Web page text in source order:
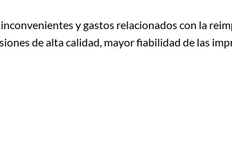
y gastos relacionados con la
de alta calidad, mayor fiabilidad de las